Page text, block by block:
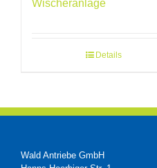
Wischeranlage
Details
Wald Antriebe GmbH